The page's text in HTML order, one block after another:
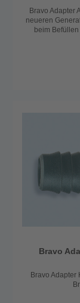
Bravo Adapter
neueren
beim
Bravo
Bravo Adapter